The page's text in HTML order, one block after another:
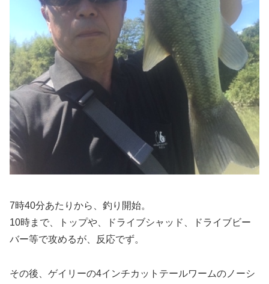
7時40分あたりから、釣り開始。
10時まで、トップや、ドライブシャッド、ドライブビー
バー等で攻めるが、反応でず。
その後、ゲイリーの4インチカットテールワームのノーシ